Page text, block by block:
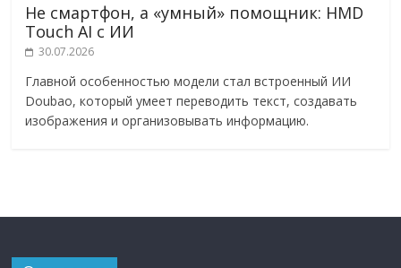
Не смартфон, а «умный» помощник: HMD
Touch AI с ИИ
30.07.2026
Главной особенностью модели стал встроенный ИИ
Doubao, который умеет переводить текст, создавать
изображения и организовывать информацию.